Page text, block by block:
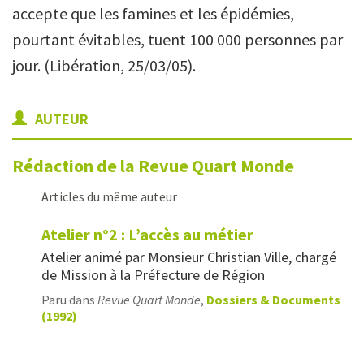
accepte que les famines et les épidémies,
pourtant évitables, tuent 100 000 personnes par
jour. (Libération, 25/03/05).
AUTEUR
Rédaction de la Revue Quart Monde
Articles du même auteur
Atelier n°2 : L’accès au métier
Atelier animé par Monsieur Christian Ville, chargé
de Mission à la Préfecture de Région
Paru dans Revue Quart Monde, Dossiers & Documents
(1992)